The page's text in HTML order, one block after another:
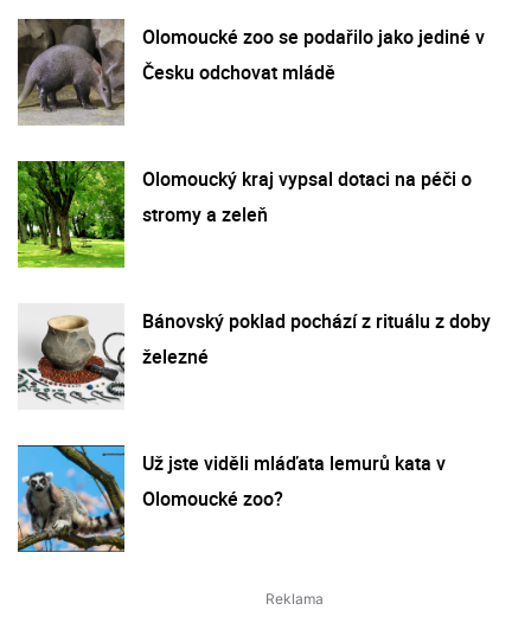
Olomoucké zoo se podařilo jako jediné v
Česku odchovat mládě
Olomoucký kraj vypsal dotaci na péči o
stromy a zeleň
Bánovský poklad pochází z rituálu z doby
železné
Už jste viděli mláďata lemurů kata v
Olomoucké zoo?